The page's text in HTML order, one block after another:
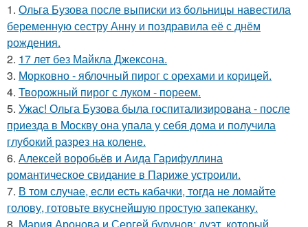
1. Ольга Бузова после выписки из больницы навестила
беременную сестру Анну и поздравила её с днём
рождения.
2. 17 лет без Майкла Джексона.
3. Морковно - яблочный пирог с орехами и корицей.
4. Творожный пирог с луком - пореем.
5. Ужас! Ольга Бузова была госпитализирована - после
приезда в Москву она упала у себя дома и получила
глубокий разрез на колене.
6. Алексей воробьёв и Аида Гарифуллина
романтическое свидание в Париже устроили.
7. В том случае, если есть кабачки, тогда не ломайте
голову, готовьте вкуснейшую простую запеканку.
8. Мария Аронова и Сергей бурунов: дуэт, который